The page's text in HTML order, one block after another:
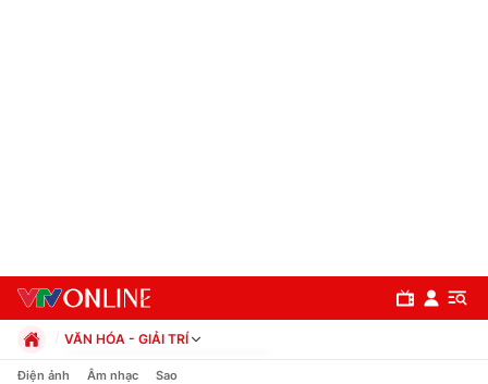
VĂN HÓA - GIẢI TRÍ
Chính trị
Điện ảnh Âm nhạc Sao